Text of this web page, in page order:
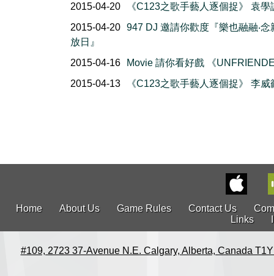
2015-04-20
《C123之歌手藝人逐個捉》 袁學
2015-04-20 947 DJ 邀請你歡度『樂也融融‧念
放日』
2015-04-16
Movie 請你看好戲 《
2015-04-13
《C123之歌手藝人逐個捉》 李威
Home About Us Game Rules Contact Us
Links
#109, 2723 37-Avenue N.E. Calgary, Alberta, Canada